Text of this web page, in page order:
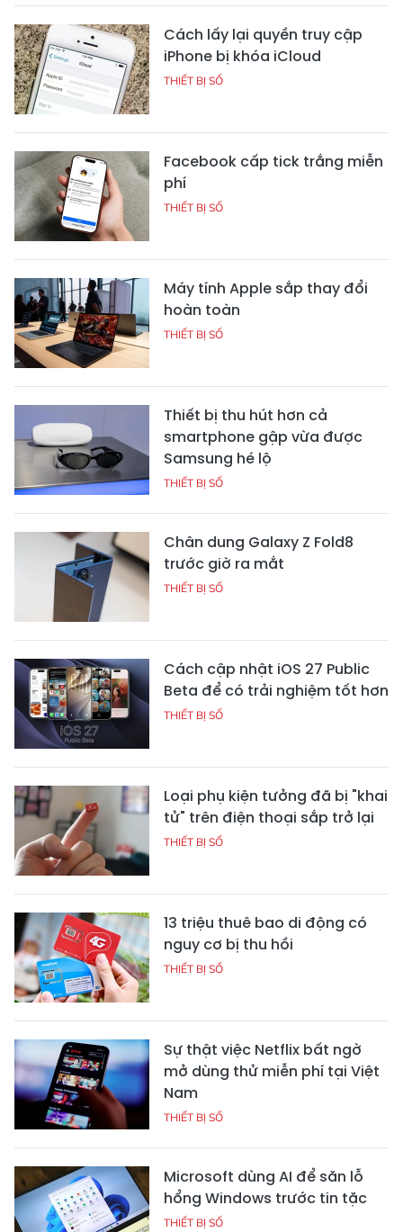
Cách lấy lại quyền truy cập
iPhone bị khóa iCloud
THIẾT BỊ SỐ
Facebook cấp tick trắng miễn
phí
THIẾT BỊ SỐ
Máy tính Apple sắp thay đổi
hoàn toàn
THIẾT BỊ SỐ
Thiết bị thu hút hơn cả
smartphone gập vừa được
Samsung hé lộ
THIẾT BỊ SỐ
Chân dung Galaxy Z Fold8
trước giờ ra mắt
THIẾT BỊ SỐ
Cách cập nhật iOS 27 Public
Beta để có trải nghiệm tốt hơn
THIẾT BỊ SỐ
Loại phụ kiện tưởng đã bị "khai
tử" trên điện thoại sắp trở lại
THIẾT BỊ SỐ
13 triệu thuê bao di động có
nguy cơ bị thu hồi
THIẾT BỊ SỐ
Sự thật việc Netflix bất ngờ
mở dùng thử miễn phí tại Việt
Nam
THIẾT BỊ SỐ
Microsoft dùng AI để săn lỗ
hổng Windows trước tin tặc
THIẾT BỊ SỐ